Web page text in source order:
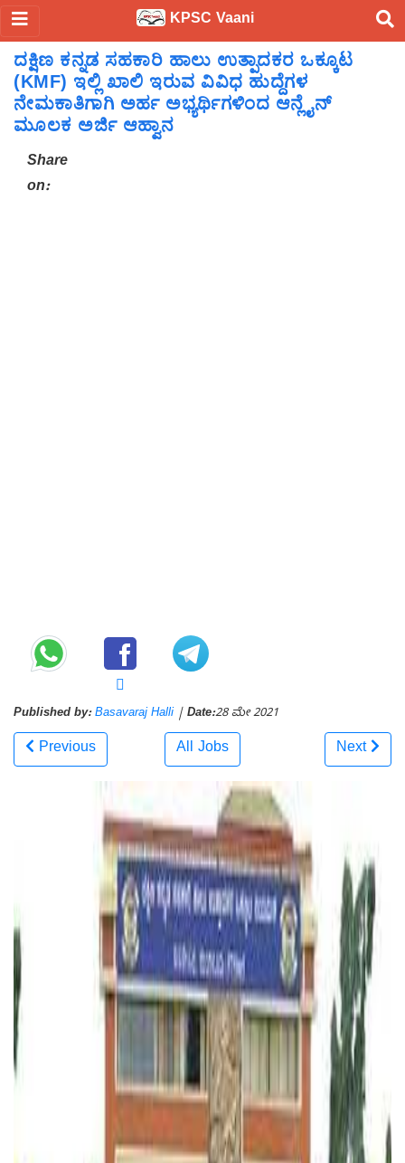
KPSC Vaani
ದಕ್ಷಿಣ ಕನ್ನಡ ಸಹಕಾರಿ ಹಾಲು ಉತ್ಪಾದಕರ ಒಕ್ಕೂಟ
(KMF) ಇಲ್ಲಿ ಖಾಲಿ ಇರುವ ವಿವಿಧ ಹುದ್ದೆಗಳ
ನೇಮಕಾತಿಗಾಗಿ ಅರ್ಹ ಅಭ್ಯರ್ಥಿಗಳಿಂದ ಆನ್ಲೈನ್
ಮೂಲಕ ಅರ್ಜಿ ಆಹ್ವಾನ
Share
on:
Published by: Basavaraj Halli | Date:28 ಮೇ 2021
Previous All Jobs Next